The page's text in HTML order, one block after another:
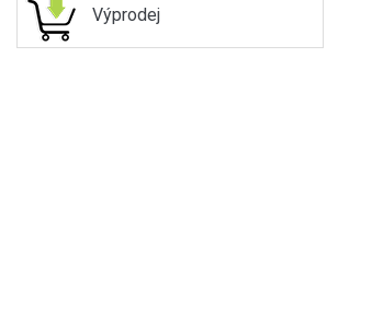
Výprodej